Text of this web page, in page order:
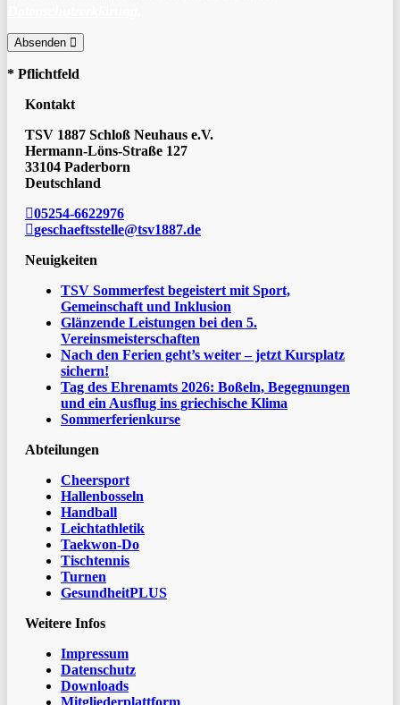
Absenden
* Pflichtfeld
Kontakt
TSV 1887 Schloß Neuhaus e.V.
Hermann-Löns-Straße 127
33104 Paderborn
Deutschland
05254-6622976
geschaeftsstelle@tsv1887.de
Neuigkeiten
TSV Sommerfest begeistert mit Sport,
Gemeinschaft und Inklusion
Glänzende Leistungen bei den 5.
Vereinsmeisterschaften
Nach den Ferien geht’s weiter – jetzt Kursplatz
sichern!
Tag des Ehrenamts 2026: Boßeln, Begegnungen
und ein Ausflug ins griechische Klima
Sommerferienkurse
Abteilungen
Cheersport
Hallenbosseln
Handball
Leichtathletik
Taekwon-Do
Tischtennis
Turnen
GesundheitPLUS
Weitere Infos
Impressum
Datenschutz
Downloads
Mitgliederplattform